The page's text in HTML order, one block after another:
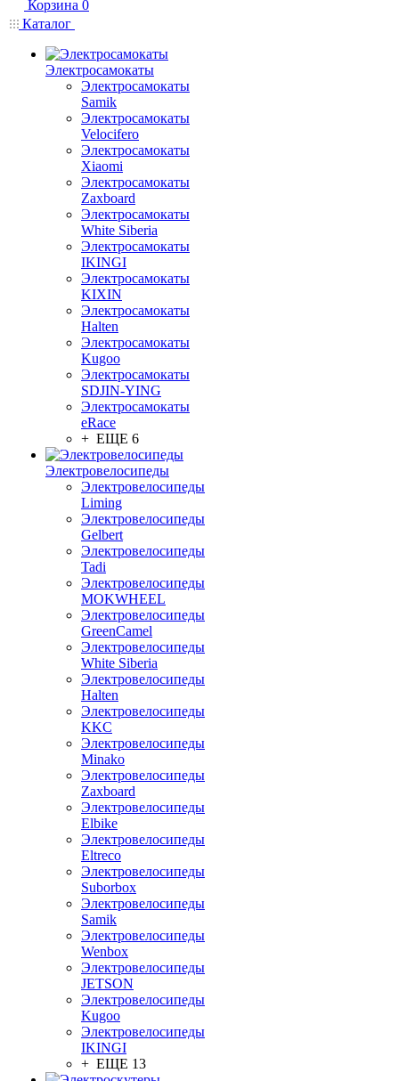
Корзина 0
Каталог
Электросамокаты
Электросамокаты
Samik
Электросамокаты
Velocifero
Электросамокаты
Xiaomi
Электросамокаты
Zaxboard
Электросамокаты
White Siberia
Электросамокаты
IKINGI
Электросамокаты
KIXIN
Электросамокаты
Halten
Электросамокаты
Kugoo
Электросамокаты
SDJIN-YING
Электросамокаты
eRace
+ ЕЩЕ 6
Электровелосипеды
Электровелосипеды
Liming
Электровелосипеды
Gelbert
Электровелосипеды
Tadi
Электровелосипеды
MOKWHEEL
Электровелосипеды
GreenCamel
Электровелосипеды
White Siberia
Электровелосипеды
Halten
Электровелосипеды
KKC
Электровелосипеды
Minako
Электровелосипеды
Zaxboard
Электровелосипеды
Elbike
Электровелосипеды
Eltreco
Электровелосипеды
Suborbox
Электровелосипеды
Samik
Электровелосипеды
Wenbox
Электровелосипеды
JETSON
Электровелосипеды
Kugoo
Электровелосипеды
IKINGI
+ ЕЩЕ 13